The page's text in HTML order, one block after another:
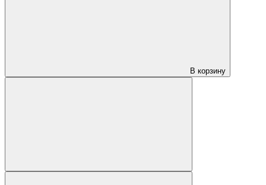
В корзину